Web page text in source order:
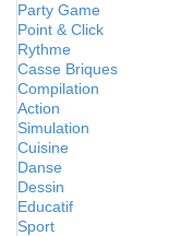
Party Game
Point & Click
Rythme
Casse Briques
Compilation
Action
Simulation
Cuisine
Danse
Dessin
Educatif
Sport